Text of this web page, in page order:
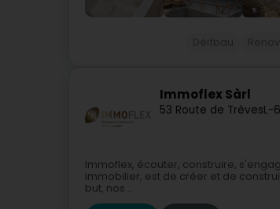
Immoflex Sàrl
53 Route de TrèvesL-
Immoflex, écouter, construire,
immobilier, est de créer et de
but, nos...